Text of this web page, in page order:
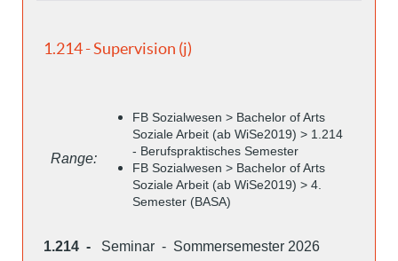
1.214 - Supervision (j)
Range:
FB Sozialwesen > Bachelor of Arts
Soziale Arbeit (ab WiSe2019) > 1.214
- Berufspraktisches Semester
FB Sozialwesen > Bachelor of Arts
Soziale Arbeit (ab WiSe2019) > 4.
Semester (BASA)
1.214 - Seminar - Sommersemester 2026